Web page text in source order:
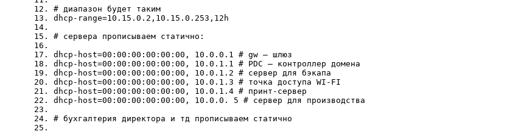
# диапазон будет таким
dhcp-range=10.15.0.2,10.15.0.253,12h
# сервера прописываем статично:
dhcp-host=00:00:00:00:00:00, 10.0.0.1 # gw — шлюз
dhcp-host=00:00:00:00:00:00, 10.0.1.1 # PDC — контроллер домена
dhcp-host=00:00:00:00:00:00, 10.0.1.2 # сервер для бэкапа
dhcp-host=00:00:00:00:00:00, 10.0.1.3 # точка доступа WI-FI
dhcp-host=00:00:00:00:00:00, 10.0.1.4 # принт-сервер
dhcp-host=00:00:00:00:00:00, 10.0.0. 5 # сервер для производства
# бухгалтерия директора и тд прописываем статично